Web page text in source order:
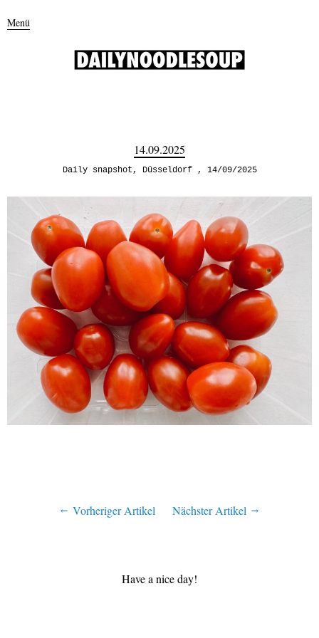
Menü
14.09.2025
Daily snapshot, Düsseldorf 14/09/2025
Vorheriger Artikel Nächster Artikel
Have a nice day!